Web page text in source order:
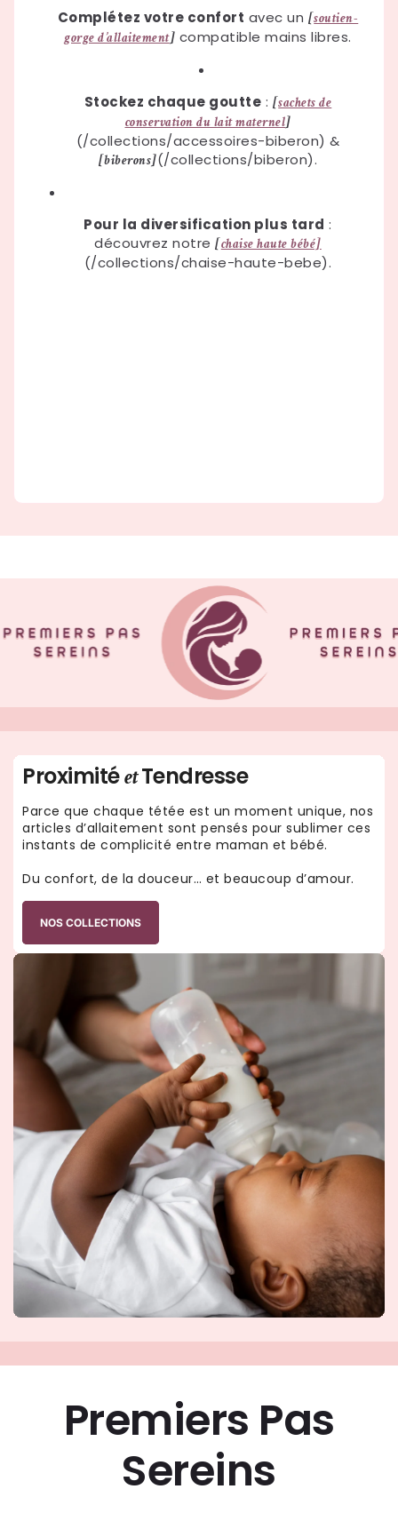
Complétez votre confort avec un [soutien-
gorge d’allaitement] compatible mains libres.
Stockez chaque goutte : [sachets de
conservation du lait maternel]
(/collections/accessoires-biberon) &
[biberons](/collections/biberon).
Pour la diversification plus tard :
découvrez notre[chaise haute bébé]
(/collections/chaise-haute-bebe).
ProximitéetTendresse
Parce que chaque tétée est un moment unique, nos
articles d’allaitement sont pensés pour sublimer ces
instants de complicité entre maman et bébé.
Du confort, de la douceur… et beaucoup d’amour.
NOS COLLECTIONS
Premiers Pas
Sereins